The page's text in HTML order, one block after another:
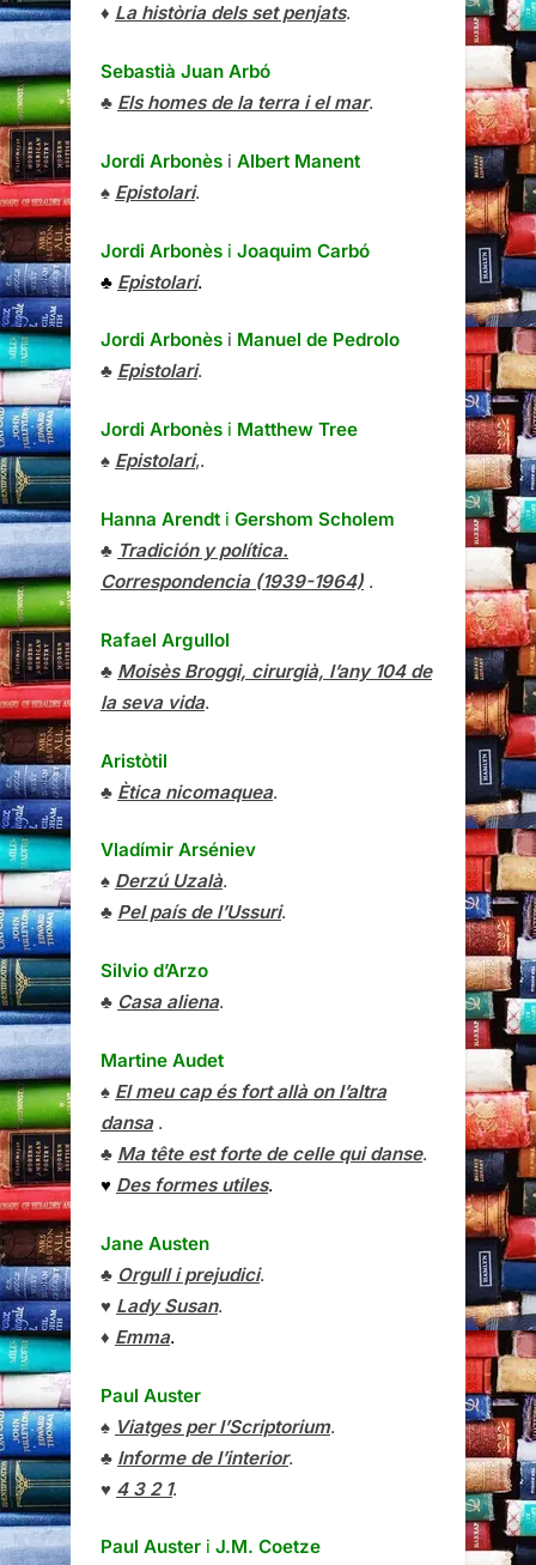
♦ La història dels set penjats.
Sebastià Juan Arbó
♣ Els homes de la terra i el mar.
Jordi Arbonès i Albert Manent
♠ Epistolari.
Jordi Arbonès i Joaquim Carbó
♣ Epistolari.
Jordi Arbonès i Manuel de Pedrolo
♣ Epistolari.
Jordi Arbonès i Matthew Tree
♠ Epistolari,.
Hanna Arendt i Gershom Scholem
♣ Tradición y política.
Correspondencia (1939-1964) .
Rafael Argullol
♣ Moisès Broggi, cirurgià, l’any 104 de
la seva vida.
Aristòtil
♣ Ètica nicomaquea.
Vladímir Arséniev
♠ Derzú Uzalà.
♣ Pel país de l’Ussuri.
Silvio d’Arzo
♣ Casa aliena.
Martine Audet
♠ El meu cap és fort allà on l’altra
dansa.
♣ Ma tête est forte de celle qui danse.
♥ Des formes utiles.
Jane Austen
♣ Orgull i prejudici.
♥ Lady Susan.
♦ Emma.
Paul Auster
♠ Viatges per l’Scriptorium.
♣ Informe de l’interior.
♥ 4 3 2 1.
Paul Auster i J.M. Coetze